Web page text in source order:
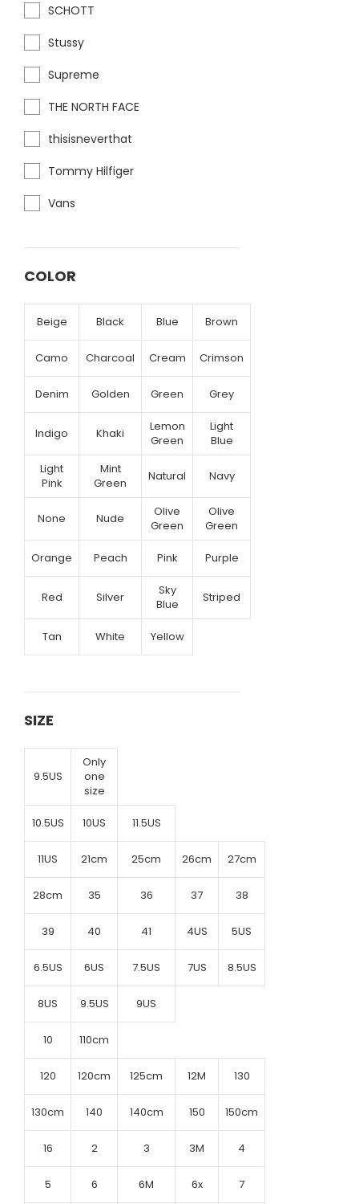
SCHOTT
Stussy
Supreme
THE NORTH FACE
thisisneverthat
Tommy Hilfiger
Vans
COLOR
Beige Black Blue Brown
Camo Charcoal Cream Crimson
Denim Golden Green Grey
Indigo Khaki
Lemon
Green
Light
Blue
Light
Pink
Mint
Green
Natural Navy
None Nude
Olive
Green
Olive
Green
Orange Peach Pink Purple
Red Silver
Sky
Blue
Striped
Tan White Yellow
SIZE
9.5US
Only
one
size
10.5US 10US 11.5US
11US 21cm 25cm 26cm 27cm
28cm 35 36 37 38
39 40 41 4US 5US
6.5US 6US 7.5US 7US 8.5US
8US 9.5US 9US
10 110cm
120 120cm 125cm 12M 130
130cm 140 140cm 150 150cm
16 2 3 3M 4
5 6 6M 6x 7